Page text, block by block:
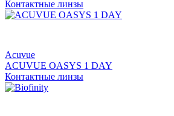
Контактные линзы
Acuvue
ACUVUE OASYS 1 DAY
Контактные линзы